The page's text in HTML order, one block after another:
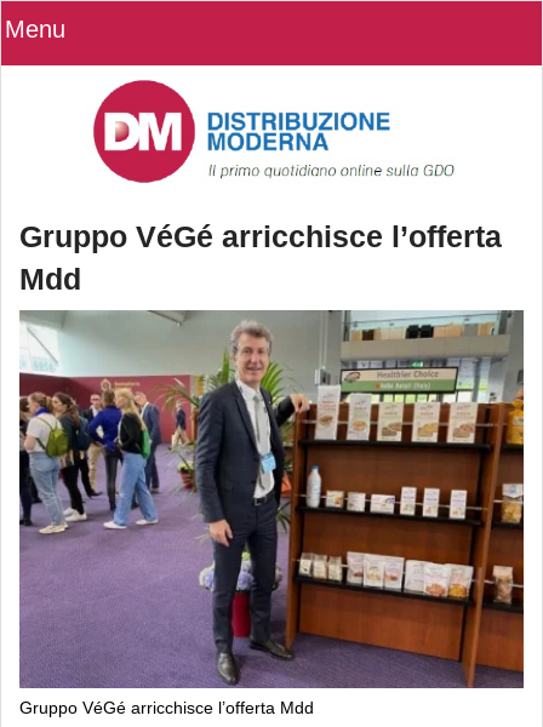
Menu
Gruppo VéGé arricchisce l’offerta
Mdd
Gruppo VéGé arricchisce l’offerta Mdd